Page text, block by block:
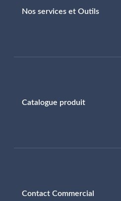
Nos services et Outils
Catalogue produit
Contact Commercial